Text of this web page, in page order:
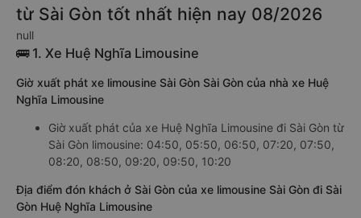
từ Sài Gòn tốt nhất hiện nay 08/2026
null
🚌 1. Xe Huệ Nghĩa Limousine
Giờ xuất phát xe limousine Sài Gòn Sài Gòn của nhà xe Huệ
Nghĩa Limousine
Giờ xuất phát của xe Huệ Nghĩa Limousine đi Sài Gòn từ
Sài Gòn limousine: 04:50, 05:50, 06:50, 07:20, 07:50,
08:20, 08:50, 09:20, 09:50, 10:20
Địa điểm đón khách ở Sài Gòn của xe limousine Sài Gòn đi Sài
Gòn Huệ Nghĩa Limousine